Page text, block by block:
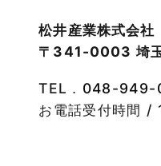
物件検索
物件特集
竹ノ塚店-ブログ
2022年9月
2022年8月
松井産業株式会社
〒341-0003 埼
TEL． 048-949-
お電話受付時間